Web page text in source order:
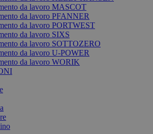
da lavoro MASCOT
da lavoro PFANNER
da lavoro PORTWEST
da lavoro SIXS
da lavoro SOTTOZERO
da lavoro U-POWER
da lavoro WORIK